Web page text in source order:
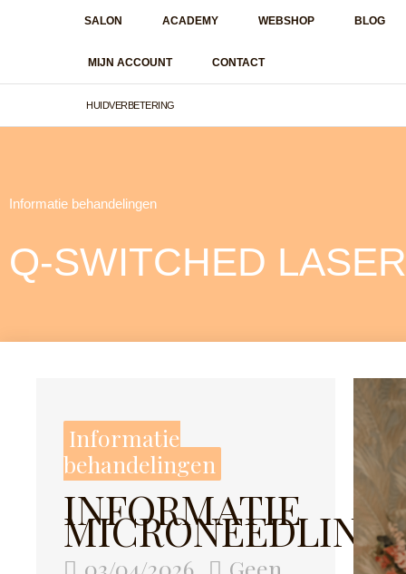
SALON ACADEMY WEBSHOP BLOG
MIJN ACCOUNT CONTACT
HUIDVERBETERING
Informatie behandelingen
Q-SWITCHED LASER
Informatie
behandelingen
INFORMATIE
MICRONEEDLING